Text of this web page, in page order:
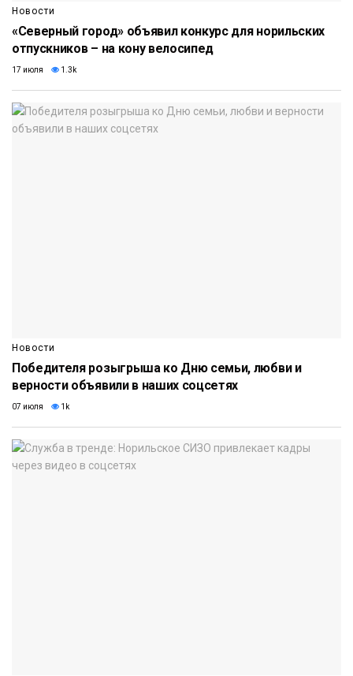
Новости
«Северный город» объявил конкурс для норильских
отпускников – на кону велосипед
17 июля 1.3k
Новости
Победителя розыгрыша ко Дню семьи, любви и
верности объявили в наших соцсетях
07 июля 1k